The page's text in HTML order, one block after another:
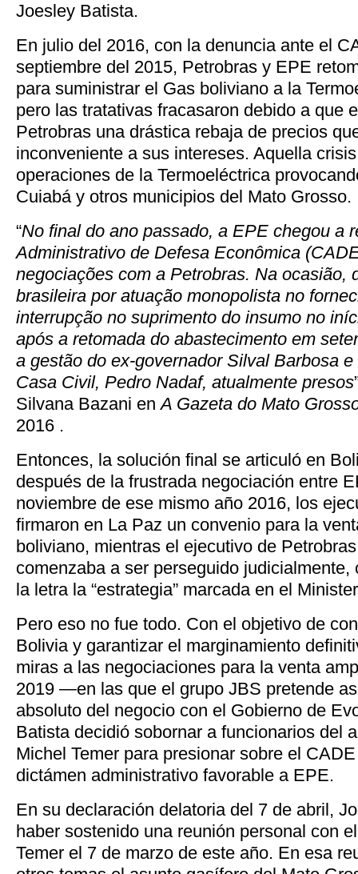
Joesley Batista.
En julio del 2016, con la denuncia ante el
septiembre del 2015, Petrobras y EPE
para suministrar el Gas boliviano a la
pero las tratativas fracasaron debido a que
Petrobras una drástica rebaja de precios
inconveniente a sus intereses. Aquella
operaciones de la Termoeléctrica
Cuiabá y otros municipios del Mato Grosso.
“No final do ano passado, a EPE chegou a
Administrativo de Defesa Econômica
negociações com a Petrobras. Na ocasião,
brasileira por atuação monopolista no
interrupção no suprimento do insumo no
após a retomada do abastecimento em
a gestão do ex-governador Silval Barbosa
Casa Civil, Pedro Nadaf, atualmente presos
Silvana Bazani enA Gazeta do Mato
2016 .
Entonces, la solución final se articuló en
después de la frustrada negociación entre
noviembre de ese mismo año 2016, los
firmaron en La Paz un convenio para la
boliviano, mientras el ejecutivo de
comenzaba a ser perseguido
la letra la “estrategia” marcada en el
Pero eso no fue todo. Con el objetivo de
Bolivia y garantizar el marginamiento
miras a las negociaciones para la venta
2019 —en las que el grupo JBS pretende
absoluto del negocio con el Gobierno de
Batista decidió sobornar a funcionarios del
Michel Temer para presionar sobre el
dictámen administrativo favorable a EPE.
En su declaración delatoria del 7 de abril,
haber sostenido una reunión personal con
Temer el 7 de marzo de este año. En esa